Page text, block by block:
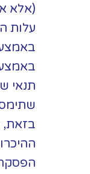
(אלא
עלות
תנאי
בזאת,